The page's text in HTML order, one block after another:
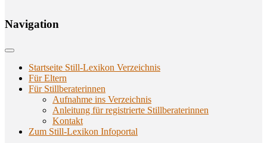
Navi­ga­ti­on
Startseite Still-Lexikon Verzeichnis
Für Eltern
Für Stillberaterinnen
Aufnahme ins Verzeichnis
Anlei­tung für regis­trier­te Stillberaterinnen
Kon­takt
Zum Still-Lexikon Infoportal